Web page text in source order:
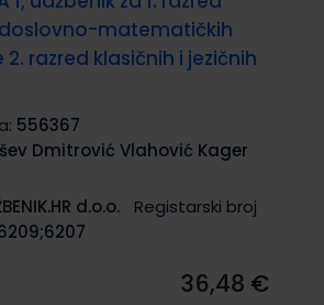
matematičkih
razred klasičnih i jezičnih
556367
Dmitrović Vlahović Kager
d.o.o.
Registarski broj
36,48 €